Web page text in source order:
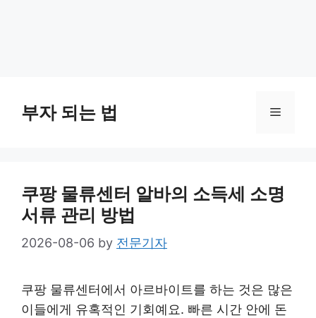
부자 되는 법 Menu
쿠팡 물류센터 알바의 소득세 소명
서류 관리 방법
2026-08-06 by 전문기자
쿠팡 물류센터에서 아르바이트를 하는 것은 많은
이들에게 유혹적인 기회예요. 빠른 시간 안에 돈